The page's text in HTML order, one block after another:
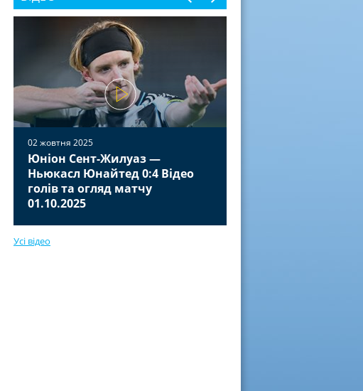
02 жовтня 2025
Юніон Сент-Жилуаз —
Ньюкасл Юнайтед 0:4 Відео
голів та огляд матчу
01.10.2025
Усі відео